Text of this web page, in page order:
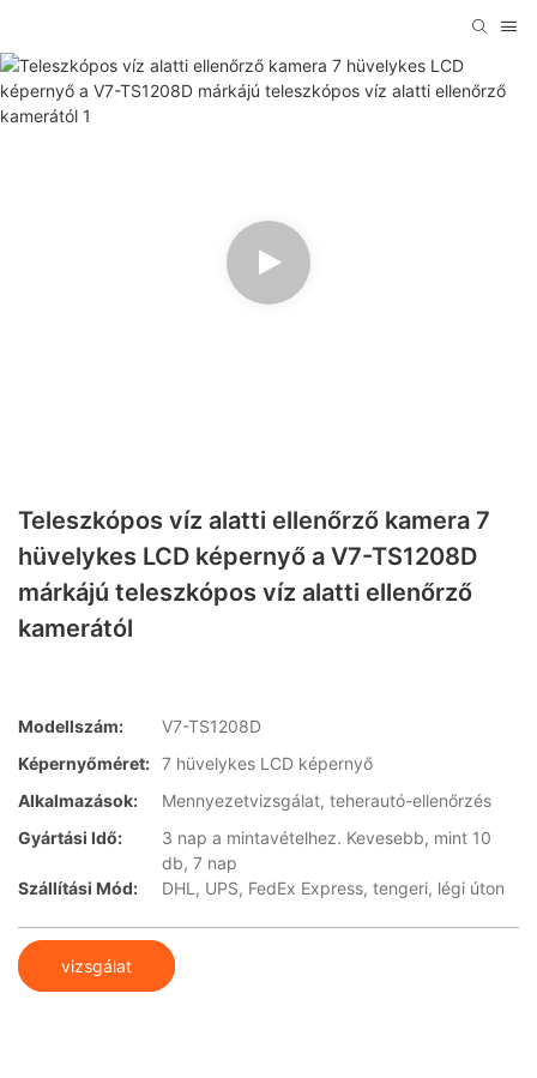
Teleszkópos víz alatti ellenőrző kamera 7
hüvelykes LCD képernyő a V7-TS1208D
márkájú teleszkópos víz alatti ellenőrző
kamerától
Modellszám:
V7-TS1208D
Képernyőméret: 7 hüvelykes LCD képernyő
Alkalmazások:
Mennyezetvizsgálat, teherautó-ellenőrzés
Gyártási Idő:
3 nap a mintavételhez. Kevesebb, mint 10
db, 7 nap
Szállítási Mód:
DHL, UPS, FedEx Express, tengeri, légi úton
vizsgálat